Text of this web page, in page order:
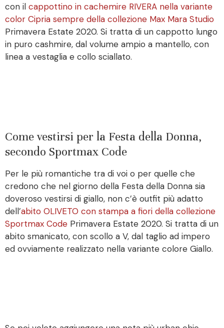
con il cappottino in cachemire RIVERA nella variante
color Cipria sempre della collezione Max Mara Studio
Primavera Estate 2020. Si tratta di un cappotto lungo
in puro cashmire, dal volume ampio a mantello, con
linea a vestaglia e collo sciallato.
Come vestirsi per la Festa della Donna,
secondo Sportmax Code
Per le più romantiche tra di voi o per quelle che
credono che nel giorno della Festa della Donna sia
doveroso vestirsi di giallo, non c’è outfit più adatto
dell’abito OLIVETO con stampa a fiori della collezione
Sportmax Code Primavera Estate 2020. Si tratta di un
abito smanicato, con scollo a V, dal taglio ad impero
ed ovviamente realizzato nella variante colore Giallo.